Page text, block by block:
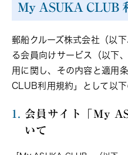
My ASUKA CLUB
郵船クルーズ株式会社（以
る会員向けサービス（以下
用に関し、その内容と適用
CLUB利用規約」として以下
1. 会員サイト「My
いて